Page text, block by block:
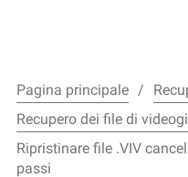
Pagina principale
Recupero dei file di
Ripristinare file .VIV
passi